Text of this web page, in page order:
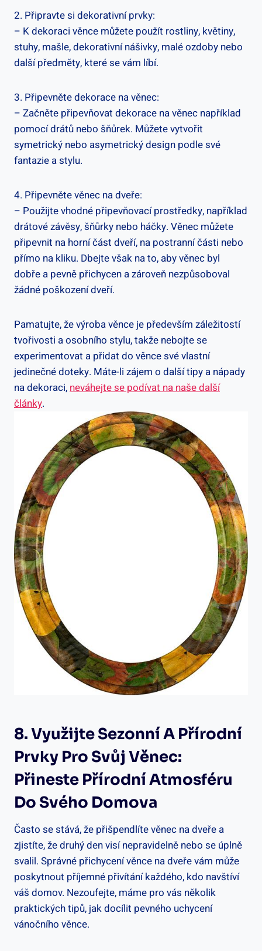
2. Připravte si dekorativní prvky:
– K dekoraci věnce můžete použít rostliny, ⁣květiny,
stuhy, ‌mašle, dekorativní nášivky, malé ozdoby nebo
další předměty, které​ se vám líbí.
3. Připevněte dekorace na věnec:
– Začněte připevňovat dekorace ‌na⁤ věnec například
pomocí drátů nebo šňůrek. Můžete vytvořit
symetrický nebo asymetrický design podle své
fantazie a stylu.
4. Připevněte věnec na dveře:
– Použijte vhodné připevňovací prostředky, například
drátové závěsy, šňůrky nebo háčky. Věnec můžete
připevnit na horní část dveří, na postranní části nebo ​
přímo na kliku. Dbejte však ‍na to, ⁣aby věnec byl
dobře a pevně‌ přichycen a zároveň nezpůsoboval
žádné poškození dveří.
Pamatujte, že výroba věnce je především ​záležitostí
tvořivosti a osobního stylu, ⁣takže nebojte se
experimentovat ⁢a přidat do věnce své vlastní
jedinečné doteky. Máte-li zájem o⁢ další tipy a nápady
na dekoraci, neváhejte se podívat na naše další
články.
8. Využijte Sezonní A Přírodní
⁣prvky Pro Svůj Věnec: ​
Přineste ⁤přírodní Atmosféru
Do Svého Domova
Často⁤ se stává, že⁤ přišpendlíte věnec‌ na dveře⁣ a
zjistíte, že druhý den visí ‌nepravidelně nebo se úplně
svalil. Správné přichycení věnce na dveře vám⁤ může
poskytnout příjemné přivítání každého, kdo navštíví
váš domov. Nezoufejte, máme ⁤pro vás několik
praktických tipů, jak docílit pevného⁤ uchycení
vánočního věnce.